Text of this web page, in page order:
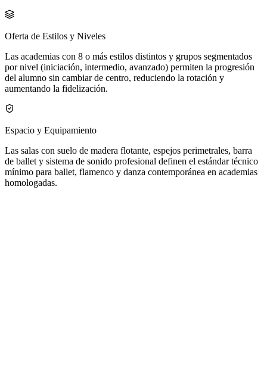
Oferta de Estilos y Niveles
Las academias con 8 o más estilos distintos y grupos segmentados
por nivel (iniciación, intermedio, avanzado) permiten la progresión
del alumno sin cambiar de centro, reduciendo la rotación y
aumentando la fidelización.
Espacio y Equipamiento
Las salas con suelo de madera flotante, espejos perimetrales, barra
de ballet y sistema de sonido profesional definen el estándar técnico
mínimo para ballet, flamenco y danza contemporánea en academias
homologadas.